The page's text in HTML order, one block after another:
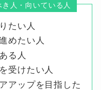
人・向いている人
たい人
めたい人
る人
受けたい人
アップを目指した